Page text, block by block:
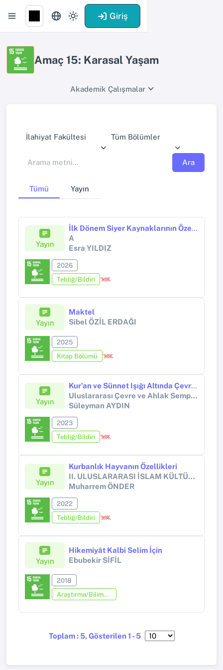
Giriş
Amaç 15: Karasal Yaşam
Akademik Çalışmalar
İlahiyat Fakültesi Tüm Bölümler
Ara
Tümü Yayın
Yayın
İlk Dönem Siyer Kaynaklarının Özellikleri
A
Esra YILDIZ
2026
Tebliğ/Bildiri
Yayın
Maktel
Sibel ÖZİL ERDAĞI
2025
Kitap Bölümü
Yayın
Kur’an ve Sünnet Işığı Altında Çevre Ahlak İlişkisi
Uluslararası Çevre ve Ahlak Sempozyumu (ISEM- International Symposium on the Environment and Morals)
Süleyman AYDIN
2023
Tebliğ/Bildiri
Yayın
Kurbanlık Hayvanın Özellikleri
II. ULUSLARARASI İSLAM KÜLTÜR VE MEDENİYETİ SEMPOZYUMU KURBAN
Muharrem ÖNDER
2022
Tebliğ/Bildiri
Yayın
Hikemiyât Kalbi Selim İçin
Ebubekir SİFİL
2018
Araştırma/Bilimsel Kitap (Tez Hariç)
Toplam : 5, Gösterilen 1 - 5